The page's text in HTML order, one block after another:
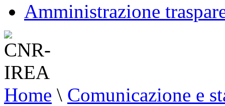
Amministrazione
Home \ Comunicazione e